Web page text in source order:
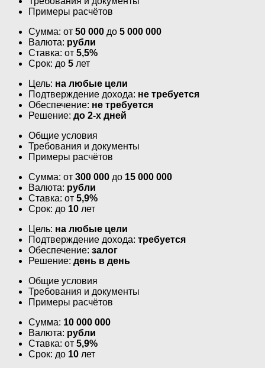
Примеры расчётов
Сумма: от 50 000 до 5 000 000
Валюта: рубли
Ставка: от 5,5%
Срок: до 5 лет
Цель: на любые цели
Подтверждение дохода: не требуется
Обеспечение: не требуется
Решение: до 2-х дней
Общие условия
Требования и документы
Примеры расчётов
Сумма: от 300 000 до 15 000 000
Валюта: рубли
Ставка: от 5,9%
Срок: до 10 лет
Цель: на любые цели
Подтверждение дохода: требуется
Обеспечение: залог
Решение: день в день
Общие условия
Требования и документы
Примеры расчётов
Сумма: 10 000 000
Валюта: рубли
Ставка: от 5,9%
Срок: до 10 лет